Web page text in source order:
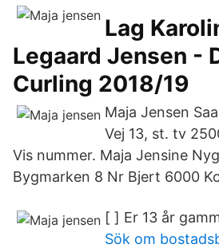
Lag
Legaard Jensen -
Curling 2018/19
Maja Jensen
Vej 13, st. tv
Vis nummer. Maja Jensine
Bygmarken 8 Nr Bjert 6000
[ ] Er 13 år
Sök om